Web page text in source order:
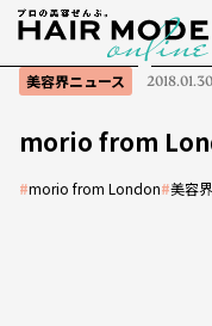
美容界ニュース 2018.01.30
morio from
#morio from London#美容